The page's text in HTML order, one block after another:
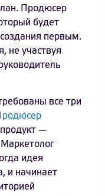
Продюсер
будет
первым.
не участвуя
все три
Продюсер
—
идея
и начинает